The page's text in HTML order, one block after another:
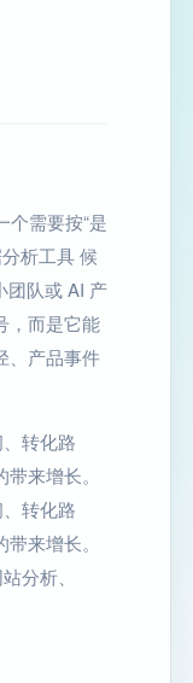
个需要按“是
析工具 候
团队或 AI 产
，而是它能
、产品事件
转化路
来增长。
转化路
来增长。
分析、